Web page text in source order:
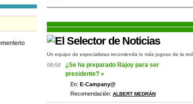
Un equipo de especialistas recomienda lo más jugoso de la red
08:50
¿Se ha preparado Rajoy para ser
presidente? »
En: E-Campany@
Recomendación: ALBERT MEDRÁN